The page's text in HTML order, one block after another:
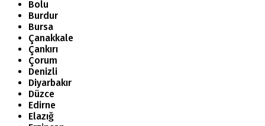
Bolu
Burdur
Bursa
Çanakkale
Çankırı
Çorum
Denizli
Diyarbakır
Düzce
Edirne
Elazığ